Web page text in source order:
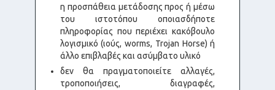
η προσπάθεια μετάδοσης προς ή μέσω
του ιστοτόπου οποιασδήποτε
πληροφορίας που περιέχει κακόβουλο
λογισμικό (ιούς, worms, Trojan Horse) ή
άλλο επιβλαβές και ασύμβατο υλικό
δεν θα πραγματοποιείτε αλλαγές,
τροποποιήσεις, διαγραφές,